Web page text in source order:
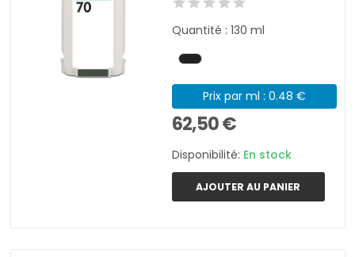
Quantité : 130 ml
Prix par ml : 0.48 €
62,50 €
Disponibilité: En stock
AJOUTER AU PANIER